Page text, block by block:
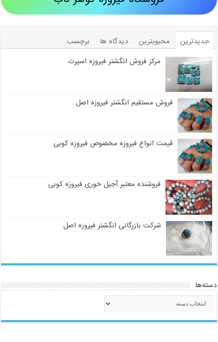
جدیدترین محبوبترین دیدگاه ها
برچسب
مرکز فروش انگشتر فیروزه اسپرت
فروش مستقیم انگشتر فیروزه اصل
قیمت انواع فیروزه مخصوص فیروزه کوبی
فروشنده معتبر آجیل خوری فیروزه کوبی
شرکت بازرگانی انگشتر فیروزه اصل
دسته‌ها
دسته‌ها